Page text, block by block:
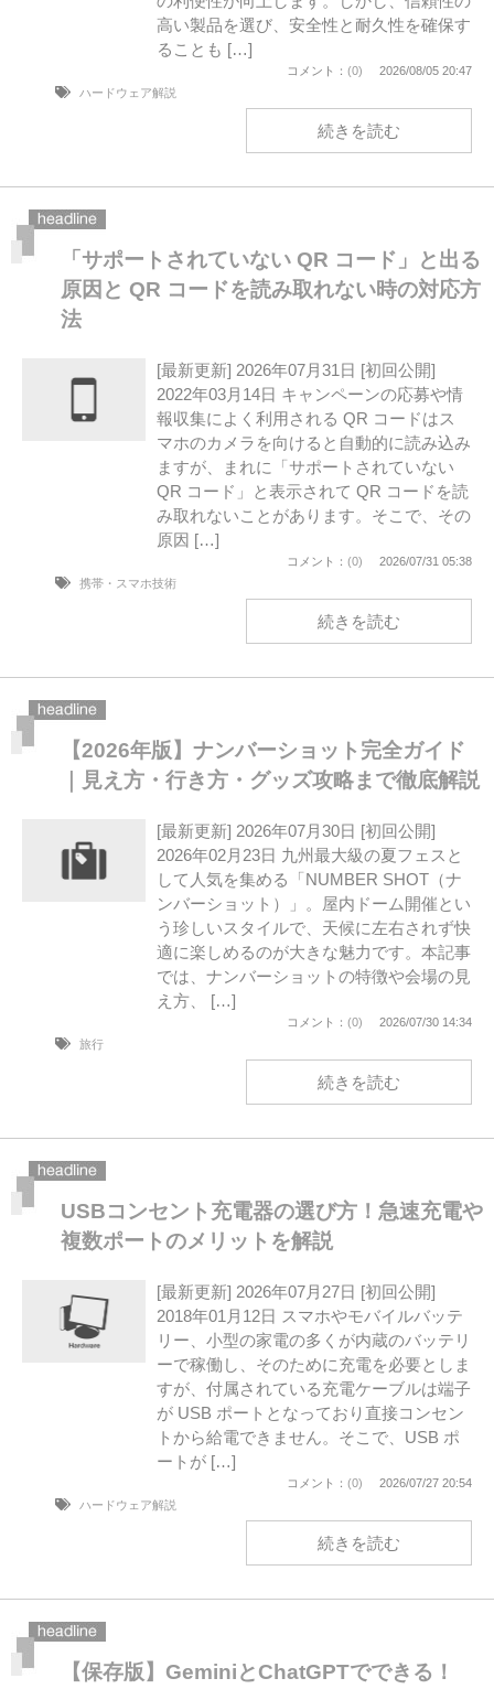
高い製品を選び、安全性と耐久性を確保す
ることも […]
コメント： (0)
2026/08/05 20:47
ハードウェア解説
続きを読む
「サポートされていない QR コード」と出る
原因と QR コードを読み取れない時の対応方
法
[最新更新] 2026年07月31日 [初回公開]
2022年03月14日 キャンペーンの応募や情
報収集によく利用される QR コードはス
マホのカメラを向けると自動的に読み込み
ますが、まれに「サポートされていない
QR コード」と表示されて QR コードを読
み取れないことがあります。そこで、その
原因 […]
コメント： (0)
2026/07/31 05:38
携帯・スマホ技術
続きを読む
【2026年版】ナンバーショット完全ガイド
｜見え方・行き方・グッズ攻略まで徹底解説
[最新更新] 2026年07月30日 [初回公開]
2026年02月23日 九州最大級の夏フェスと
して人気を集める「NUMBER SHOT（ナ
ンバーショット）」。屋内ドーム開催とい
う珍しいスタイルで、天候に左右されず快
適に楽しめるのが大きな魅力です。本記事
では、ナンバーショットの特徴や会場の見
え方、 […]
コメント： (0)
2026/07/30 14:34
旅行
続きを読む
USBコンセント充電器の選び方！急速充電や
複数ポートのメリットを解説
[最新更新] 2026年07月27日 [初回公開]
2018年01月12日 スマホやモバイルバッテ
リー、小型の家電の多くが内蔵のバッテリ
ーで稼働し、そのために充電を必要としま
すが、付属されている充電ケーブルは端子
が USB ポートとなっており直接コンセン
トから給電できません。そこで、USB ポ
ートが […]
コメント： (0)
2026/07/27 20:54
ハードウェア解説
続きを読む
【保存版】GeminiとChatGPTでできる！